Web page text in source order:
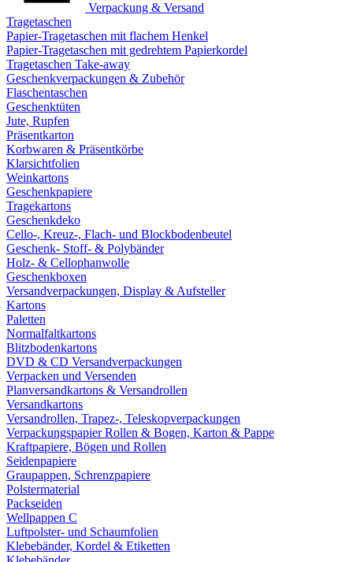
Verpackung & Versand
Tragetaschen
Papier-Tragetaschen mit flachem Henkel
Papier-Tragetaschen mit gedrehtem Papierkordel
Tragetaschen Take-away
Geschenkverpackungen & Zubehör
Flaschentaschen
Geschenktüten
Jute, Rupfen
Präsentkarton
Korbwaren & Präsentkörbe
Klarsichtfolien
Weinkartons
Geschenkpapiere
Tragekartons
Geschenkdeko
Cello-, Kreuz-, Flach- und Blockbodenbeutel
Geschenk- Stoff- & Polybänder
Holz- & Cellophanwolle
Geschenkboxen
Versandverpackungen, Display & Aufsteller
Kartons
Paletten
Normalfaltkartons
Blitzbodenkartons
DVD & CD Versandverpackungen
Verpacken und Versenden
Planversandkartons & Versandrollen
Versandkartons
Versandrollen, Trapez-, Teleskopverpackungen
Verpackungspapier Rollen & Bogen, Karton & Pappe
Kraftpapiere, Bögen und Rollen
Seidenpapiere
Graupappen, Schrenzpapiere
Polstermaterial
Packseiden
Wellpappen C
Luftpolster- und Schaumfolien
Klebebänder, Kordel & Etiketten